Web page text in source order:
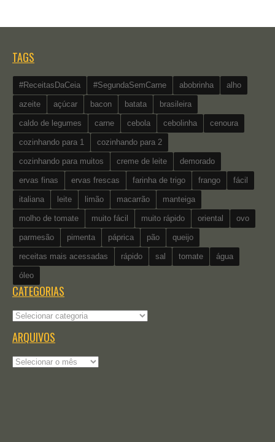
TAGS
#ReceitasDaCeia #SegundaSemCarne abobrinha alho
azeite açúcar bacon batata brasileira
caldo de legumes carne cebola cebolinha cenoura
cozinhando para 1 cozinhando para 2
cozinhando para muitos creme de leite demorado
ervas finas ervas frescas farinha de trigo frango fácil
italiana leite limão macarrão manteiga
molho de tomate muito fácil muito rápido oriental ovo
parmesão pimenta páprica pão queijo
receitas mais acessadas rápido sal tomate água
óleo
CATEGORIAS
Categorias
ARQUIVOS
Arquivos